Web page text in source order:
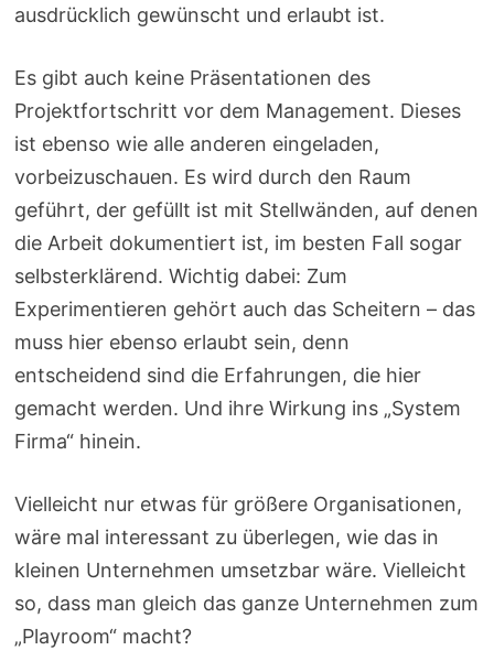
ausdrücklich gewünscht und erlaubt ist.
Es gibt auch keine Präsentationen des
Projektfortschritt vor dem Management. Dieses
ist ebenso wie alle anderen eingeladen,
vorbeizuschauen. Es wird durch den Raum
geführt, der gefüllt ist mit Stellwänden, auf denen
die Arbeit dokumentiert ist, im besten Fall sogar
selbsterklärend. Wichtig dabei: Zum
Experimentieren gehört auch das Scheitern – das
muss hier ebenso erlaubt sein, denn
entscheidend sind die Erfahrungen, die hier
gemacht werden. Und ihre Wirkung ins „System
Firma“ hinein.
Vielleicht nur etwas für größere Organisationen,
wäre mal interessant zu überlegen, wie das in
kleinen Unternehmen umsetzbar wäre. Vielleicht
so, dass man gleich das ganze Unternehmen zum
„Playroom“ macht?